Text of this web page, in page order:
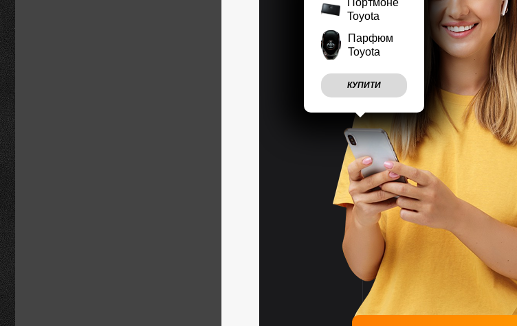
Toyota
Парфюм
Toyota
КУПИТИ
Наш магазин працює7
Враховуємопобажання
клієнтів
Швидковідправляємо
замовлення
Великий асортимент
товарів